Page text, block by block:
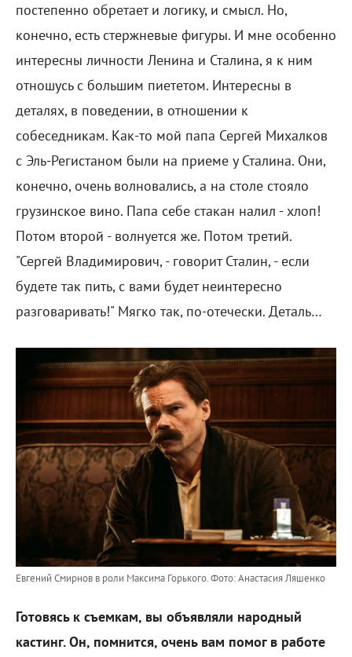
постепенно обретает и логику, и смысл. Но,
конечно, есть стержневые фигуры. И мне особенно
интересны личности Ленина и Сталина, я к ним
отношусь с большим пиететом. Интересны в
деталях, в поведении, в отношении к
собеседникам. Как-то мой папа Сергей Михалков
с Эль-Регистаном были на приеме у Сталина. Они,
конечно, очень волновались, а на столе стояло
грузинское вино. Папа себе стакан налил - хлоп!
Потом второй - волнуется же. Потом третий.
"Сергей Владимирович, - говорит Сталин, - если
будете так пить, с вами будет неинтересно
разговаривать!" Мягко так, по-отечески. Деталь…
Евгений Смирнов в роли Максима Горького.Фото: Анастасия Ляшенко
Готовясь к съемкам, вы объявляли народный
кастинг. Он, помнится, очень вам помог в работе